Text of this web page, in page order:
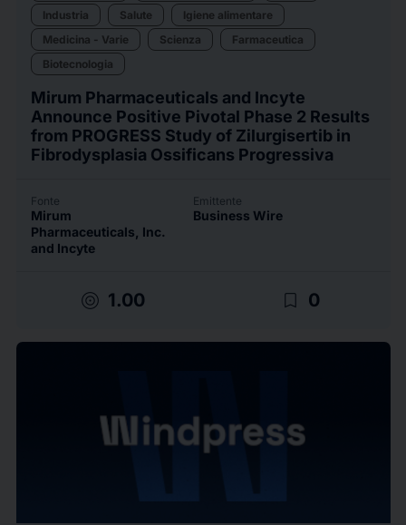
Industria
Salute
Igiene alimentare
Medicina - Varie
Scienza
Farmaceutica
Biotecnologia
Mirum Pharmaceuticals and Incyte
Announce Positive Pivotal Phase 2 Results
from PROGRESS Study of Zilurgisertib in
Fibrodysplasia Ossificans Progressiva
Fonte
Mirum
Pharmaceuticals, Inc.
and Incyte
Emittente
Business Wire
target 1.00 bookmark_border 0